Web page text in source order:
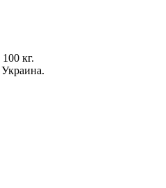
100 кг.
Украина.